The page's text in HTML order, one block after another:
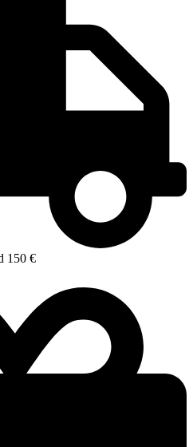
150 €